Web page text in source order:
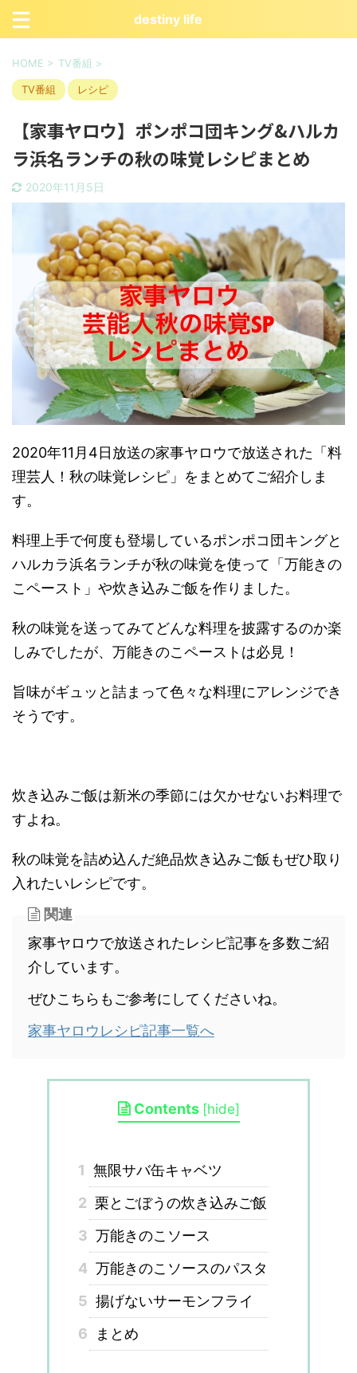
destiny life
HOME > TV番組 >
TV番組 レシピ
【家事ヤロウ】ポンポコ団キング&ハルカ
ラ浜名ランチの秋の味覚レシピまとめ
2020年11月5日
2020年11月4日放送の家事ヤロウで放送された「料
理芸人！秋の味覚レシピ」をまとめてご紹介しま
す。
料理上手で何度も登場しているポンポコ団キングと
ハルカラ浜名ランチが秋の味覚を使って「万能きの
こペースト」や炊き込みご飯を作りました。
秋の味覚を送ってみてどんな料理を披露するのか楽
しみでしたが、万能きのこペーストは必見！
旨味がギュッと詰まって色々な料理にアレンジでき
そうです。
炊き込みご飯は新米の季節には欠かせないお料理で
すよね。
秋の味覚を詰め込んだ絶品炊き込みご飯もぜひ取り
入れたいレシピです。
関連
家事ヤロウで放送されたレシピ記事を多数ご紹
介しています。
ぜひこちらもご参考にしてくださいね。
家事ヤロウレシピ記事一覧へ
Contents [hide]
1 無限サバ缶キャベツ
2 栗とごぼうの炊き込みご飯
3 万能きのこソース
4 万能きのこソースのパスタ
5 揚げないサーモンフライ
6
まとめ